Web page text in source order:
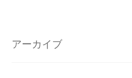
アーカイブ